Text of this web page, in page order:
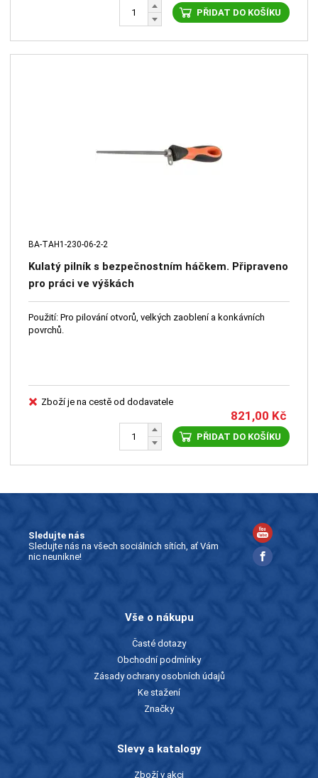
PŘIDAT DO KOŠÍKU
BA-TAH1-230-06-2-2
Kulatý pilník s bezpečnostním háčkem. Připraveno
pro práci ve výškách
Použití: Pro pilování otvorů, velkých zaoblení a konkávních
povrchů.
Zboží je na cestě od dodavatele
821,00 Kč
PŘIDAT DO KOŠÍKU
Sledujte nás
Sledujte nás na všech sociálních sítích, ať Vám
nic neunikne!
Vše o nákupu
Časté dotazy
Obchodní podmínky
Zásady ochrany osobních údajů
Ke stažení
Značky
Slevy a katalogy
Zboží v akci